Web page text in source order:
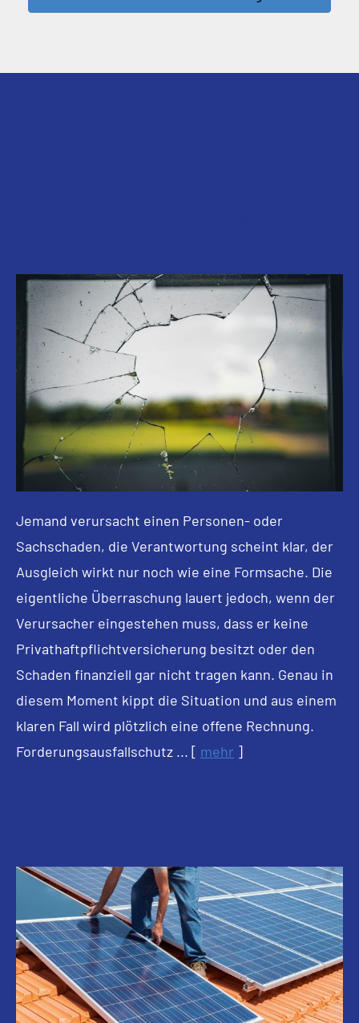
Jemand verursacht einen Per­sonen- oder
Sachschaden, die Verantwortung scheint klar, der
Ausgleich wirkt nur noch wie eine Formsache. Die
eigentliche Überraschung lauert jedoch, wenn der
Verursacher eingestehen muss, dass er keine
Privathaftpflichtversicherung besitzt oder den
Schaden finanziell gar nicht tragen kann. Genau in
diesem Moment kippt die Situation und aus einem
klaren Fall wird plötzlich eine offene Rechnung.
Forderungsausfallschutz ... [ mehr ]